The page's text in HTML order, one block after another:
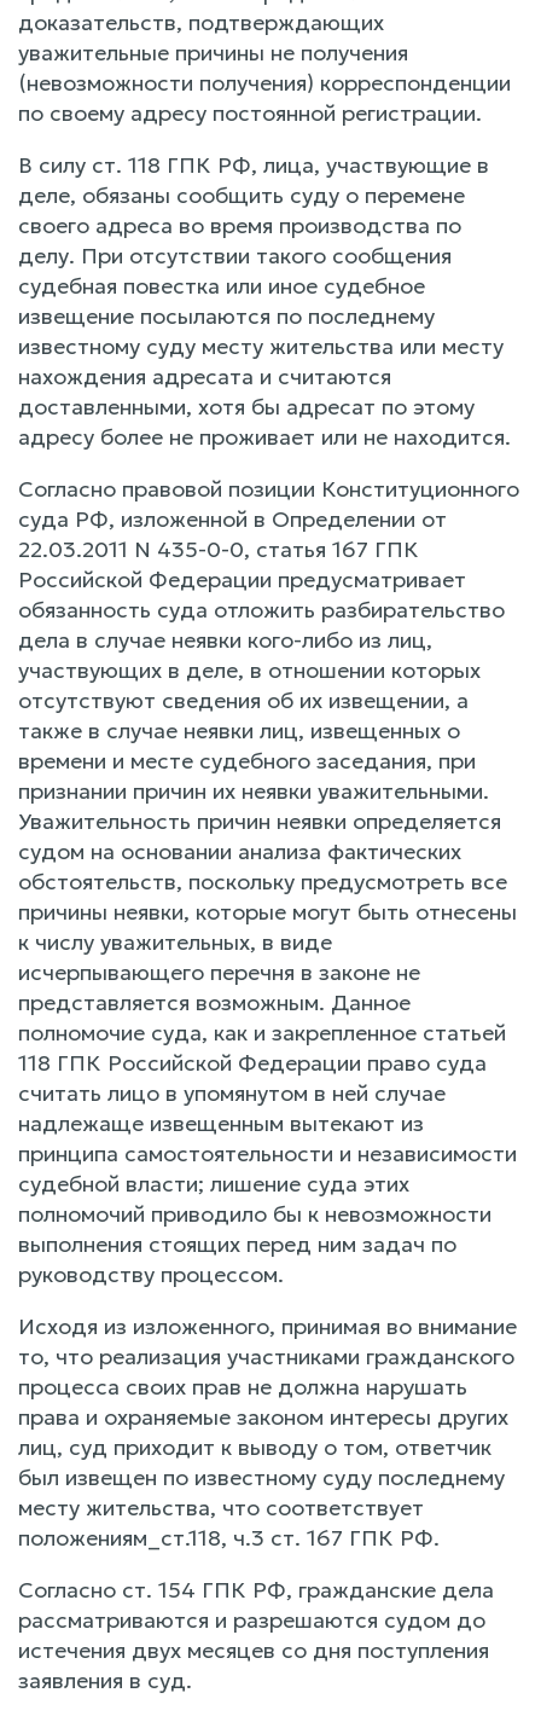
доказательств, подтверждающих
уважительные причины не получения
(невозможности получения) корреспонденции
по своему адресу постоянной регистрации.
В силу ст. 118 ГПК РФ, лица, участвующие в
деле, обязаны сообщить суду о перемене
своего адреса во время производства по
делу. При отсутствии такого сообщения
судебная повестка или иное судебное
извещение посылаются по последнему
известному суду месту жительства или месту
нахождения адресата и считаются
доставленными, хотя бы адресат по этому
адресу более не проживает или не находится.
Согласно правовой позиции Конституционного
суда РФ, изложенной в Определении от
22.03.2011 N 435-0-0, статья 167 ГПК
Российской Федерации предусматривает
обязанность суда отложить разбирательство
дела в случае неявки кого-либо из лиц,
участвующих в деле, в отношении которых
отсутствуют сведения об их извещении, а
также в случае неявки лиц, извещенных о
времени и месте судебного заседания, при
признании причин их неявки уважительными.
Уважительность причин неявки определяется
судом на основании анализа фактических
обстоятельств, поскольку предусмотреть все
причины неявки, которые могут быть отнесены
к числу уважительных, в виде
исчерпывающего перечня в законе не
представляется возможным. Данное
полномочие суда, как и закрепленное статьей
118 ГПК Российской Федерации право суда
считать лицо в упомянутом в ней случае
надлежаще извещенным вытекают из
принципа самостоятельности и независимости
судебной власти; лишение суда этих
полномочий приводило бы к невозможности
выполнения стоящих перед ним задач по
руководству процессом.
Исходя из изложенного, принимая во внимание
то, что реализация участниками гражданского
процесса своих прав не должна нарушать
права и охраняемые законом интересы других
лиц, суд приходит к выводу о том, ответчик
был извещен по известному суду последнему
месту жительства, что соответствует
положениям_ст.118, ч.3 ст. 167 ГПК РФ.
Согласно ст. 154 ГПК РФ, гражданские дела
рассматриваются и разрешаются судом до
истечения двух месяцев со дня поступления
заявления в суд.